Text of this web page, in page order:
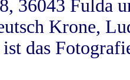
36043 Fulda
Krone,
das